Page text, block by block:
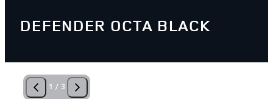
DEFENDER OCTA BLACK
1 / 3